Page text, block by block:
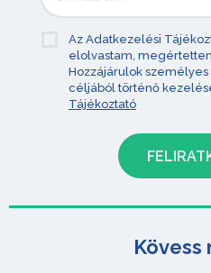
Az Adatkezelési
elolvastam,
Hozzájárulok
céljából történő
Tájékoztató
Kövess